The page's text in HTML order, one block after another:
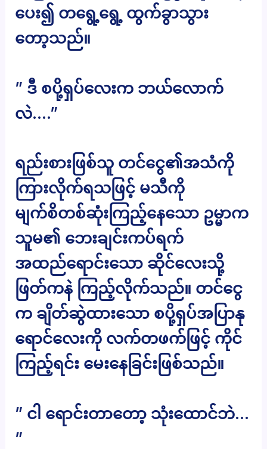
ပေး၍ တရွေ့ရွေ့ ထွက်ခွာသွား
တော့သည်။
” ဒီ စပို့ရှပ်လေးက ဘယ်လောက်
လဲ….”
ရည်းစားဖြစ်သူ တင်ငွေ၏အသံကို
ကြားလိုက်ရသဖြင့် မသီကို
မျက်စိတစ်ဆုံးကြည့်နေသော ဥမ္မာက
သူမ၏ ဘေးချင်းကပ်ရက်
အထည်ရောင်းသော ဆိုင်လေးသို့
ဖြတ်ကနဲ ကြည့်လိုက်သည်။ တင်ငွေ
က ချိတ်ဆွဲထားသော စပို့ရှပ်အပြာနု
ရောင်လေးကို လက်တဖက်ဖြင့် ကိုင်
ကြည့်ရင်း မေးနေခြင်းဖြစ်သည်။
” ငါ ရောင်းတာတော့ သုံးထောင်ဘဲ…
”